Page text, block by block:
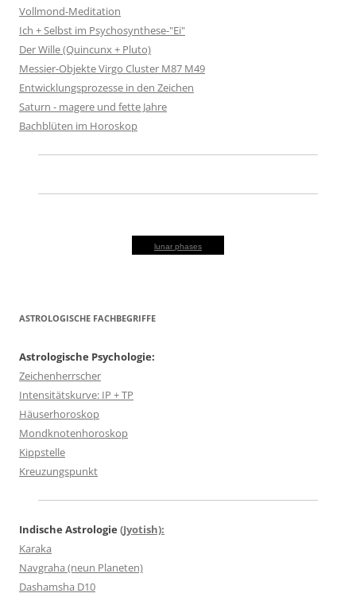
Vollmond-Meditation
Ich + Selbst im Psychosynthese-"Ei"
Der Wille (Quincunx + Pluto)
Messier-Objekte Virgo Cluster M87 M49
Entwicklungsprozesse in den Zeichen
Saturn - magere und fette Jahre
Bachblüten im Horoskop
lunar phases
ASTROLOGISCHE FACHBEGRIFFE
Astrologische Psychologie:
Zeichenherrscher
Intensitätskurve: IP + TP
Häuserhoroskop
Mondknotenhoroskop
Kippstelle
Kreuzungspunkt
Indische Astrologie (Jyotish):
Karaka
Navgraha (neun Planeten)
Dashamsha D10